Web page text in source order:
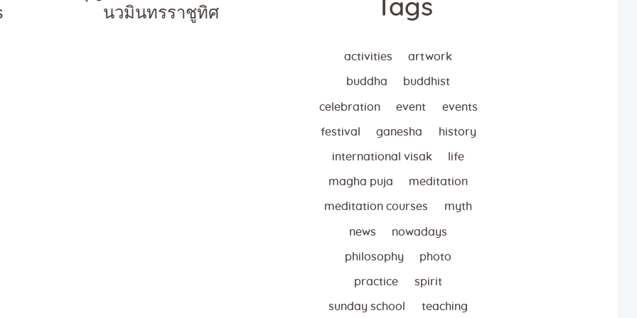
นวมินทรราชูทิศ
Tags
activities artwork
buddha buddhist
celebration event events
festival ganesha history
international visak life
magha puja meditation
meditation courses myth
news nowadays
philosophy photo
practice spirit
sunday school teaching